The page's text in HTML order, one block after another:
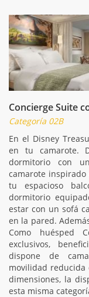
Concierge Suite
Categoría 02B
En el Disney
en tu camarote.
dormitorio con
camarote inspirado
tu espacioso
dormitorio
estar con un sofá
en la pared.
Como huésped
exclusivos,
dispone de
movilidad
dimensiones, la
esta misma